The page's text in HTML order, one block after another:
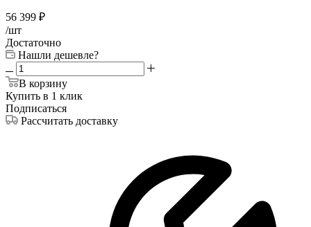
56 399 ₽
/шт
Достаточно
Нашли дешевле?
В корзину
Купить в 1 клик
Подписаться
Рассчитать доставку